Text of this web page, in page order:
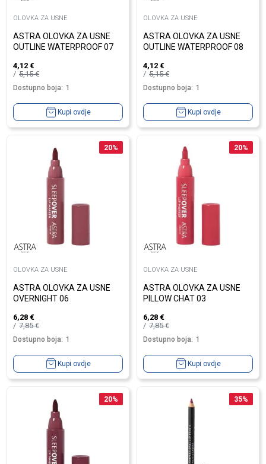
OLOVKA ZA USNE
ASTRA OLOVKA ZA USNE
OUTLINE WATERPROOF 07
4,12 €
5,15€
Dostupno boja: 1
Kupi ovdje
OLOVKA ZA USNE
ASTRA OLOVKA ZA USNE
OUTLINE WATERPROOF 08
4,12 €
5,15€
Dostupno boja: 1
Kupi ovdje
20%
OLOVKA ZA USNE
ASTRA OLOVKA ZA USNE
OVERNIGHT 06
6,28 €
7,85€
Dostupno boja: 1
Kupi ovdje
20%
OLOVKA ZA USNE
ASTRA OLOVKA ZA USNE
PILLOW CHAT 03
6,28 €
7,85€
Dostupno boja: 1
Kupi ovdje
20% 35%